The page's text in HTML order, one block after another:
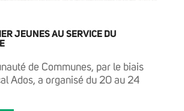
JEUNES AU SERVICE DU
de Communes, par le biais
Ados, a organisé du 20 au 24